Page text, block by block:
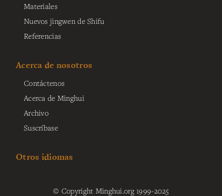
Materiales
Nuevos jingwen de Shifu
Referencias
Acerca de nosotros
Contáctenos
Acerca de Minghui
Archivo
Suscríbase
Otros idiomas
© Copyright Minghui.org 1999-2025